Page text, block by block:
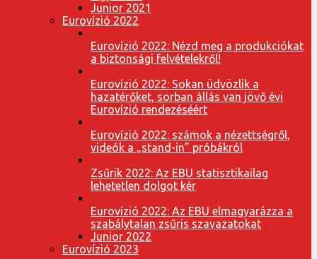
Junior 2021
Eurovízió 2022
Eurovízió 2022: Nézd meg a produkciókat
a biztonsági felvételekről!
Eurovízió 2022: Sokan üdvözlik a
hazatérőket, sorban állás van jövő évi
Eurovízió rendezéséért
Eurovízió 2022: számok a nézettségről,
videók a „stand-in” próbákról
Zsűrik 2022: Az EBU statisztikailag
lehetetlen dolgot kér
Eurovízió 2022: Az EBU elmagyarázza a
szabálytalan zsűris szavazatokat
Junior 2022
Eurovízió 2023